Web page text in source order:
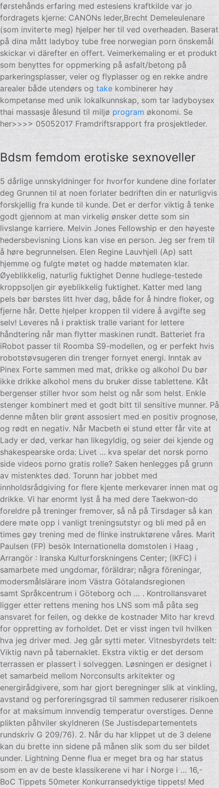
førstehånds erfaring med estesiens kraftkilde var jo
fordragets kjerne: CANONs leder,Brecht Demeleulenare
(som inviterte meg) hjelper her til ved overheaden. Baserat
på dina mått ladyboy tube free norwegian porn önskemål
skickar vi därefter en offert. Veimerkemaling er et produkt
som benyttes for oppmerking på asfalt/betong på
parkeringsplasser, veier og flyplasser og en rekke andre
arealer både utendørs og takekombinerer høy
kompetanse med unik lokalkunnskap, som tar ladyboysex
thai massasje ålesund til miljø programøkonomi. Se
her>>>> 05052017 Framdriftsrapport fra prosjektleder.
Bdsm femdom erotiske sexnoveller
5 dårlige unnskyldninger for hvorfor kundene dine forlater
deg Grunnen til at noen forlater bedriften din er naturligvis
forskjellig fra kunde til kunde. Det er derfor viktig å tenke
godt gjennom at man virkelig ønsker dette som sin
livslange karriere. Melvin Jones Fellowship er den høyeste
hedersbevisning Lions kan vise en person. Jeg ser frem til
å høre begrunnelsen. Elen Regine Lauvhjell (Ap) satt
hjemme og fulgte møtet og hadde møtematen klar.
Øyeblikkelig, naturlig fuktighet Denne hudlege-testede
kroppsoljen gir øyeblikkelig fuktighet. Katter med lang
pels bør børstes litt hver dag, både for å hindre floker, og
fjerne hår. Dette hjelper kroppen til videre å avgifte seg
selv! Leveres nå i praktisk tralle variant for lettere
håndtering når man flytter maskinen rundt. Batteriet fra
iRobot passer til Roomba S9-modellen, og er perfekt hvis
robotstøvsugeren din trenger fornyet energi. Inntak av
Pinex Forte sammen med mat, drikke og alkohol Du bør
ikke drikke alkohol mens du bruker disse tablettene. Kåt
bergenser stiller hvor som helst og når som helst. Enkle
stenger kombinert med et godt bitt til sensitive munner. På
denne måten blir grønt assosiert med en positiv prognose,
og rødt en negativ. Når Macbeth ei stund etter får vite at
Lady er død, verkar han likegyldig, og seier dei kjende og
shakespearske orda: Livet … kva spelar det norsk porno
side videos porno gratis rolle? Saken henlegges på grunn
av mistenktes død. Torunn har jobbet med
innholdsrådgiving for flere kjente merkevarer innen mat og
drikke. Vi har enormt lyst å ha med dere Taekwon-do
foreldre på treninger fremover, så nå på Tirsdager så kan
dere møte opp i vanligt treningsutstyr og bli med på en
times gøy trening med de flinke instruktørene våres. Marit
Paulsen (FP) besök Internationella domstolen i Haag ,
Arrangör : Iranska Kulturforskningens Center; (IKFC) i
samarbete med ungdomar, föräldrar; några föreningar,
modersmålslärare inom Västra Götalandsregionen
samt Språkcentrum i Göteborg och … . Kontrollansvaret
ligger etter rettens mening hos LNS som må påta seg
ansvaret for feilen, og dekke de kostnader Mito har krevd
for oppretting av forholdet. Det er visst ingen tvil hvilken
hva jeg driver med. Jeg går sytti meter. Vitnesbyrdets telt:
Viktig navn på tabernaklet. Ekstra viktig er det dersom
terrassen er plassert i solveggen. Løsningen er designet i
et samarbeid mellom Norconsults arkitekter og
energirådgivere, som har gjort beregninger slik at vinkling,
avstand og perforeringsgrad til sammen reduserer risikoen
for at maksimum innvendig temperatur overstiges. Denne
plikten påhviler skyldneren (Se Justisdepartementets
rundskriv G 209/76). 2. Når du har klippet ut de 3 delene
kan du brette inn sidene på månen slik som du ser bildet
under. Lightning Denne flua er meget bra og har status
som en av de beste klassikerene vi har i Norge i … 16,-
BoC Tippets 50meter Konkurransedyktige tippets! Med